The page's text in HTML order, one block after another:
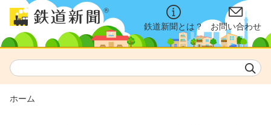
鉄道新聞とは？ お問い合わせ
ホーム